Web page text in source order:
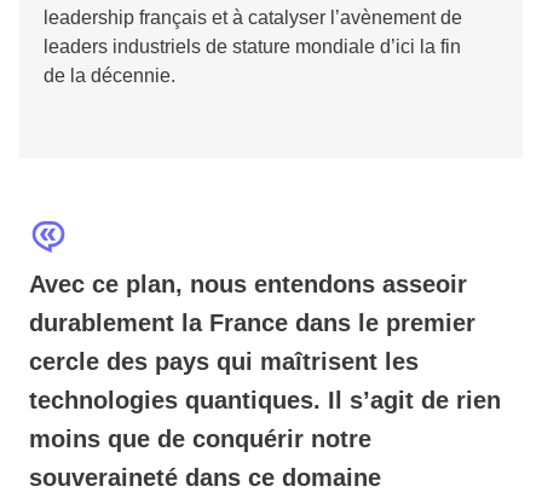
leadership français et à catalyser l’avènement de
leaders industriels de stature mondiale d’ici la fin
de la décennie.
Avec ce plan, nous entendons asseoir
durablement la France dans le premier
cercle des pays qui maîtrisent les
technologies quantiques. Il s’agit de rien
moins que de conquérir notre
souveraineté dans ce domaine